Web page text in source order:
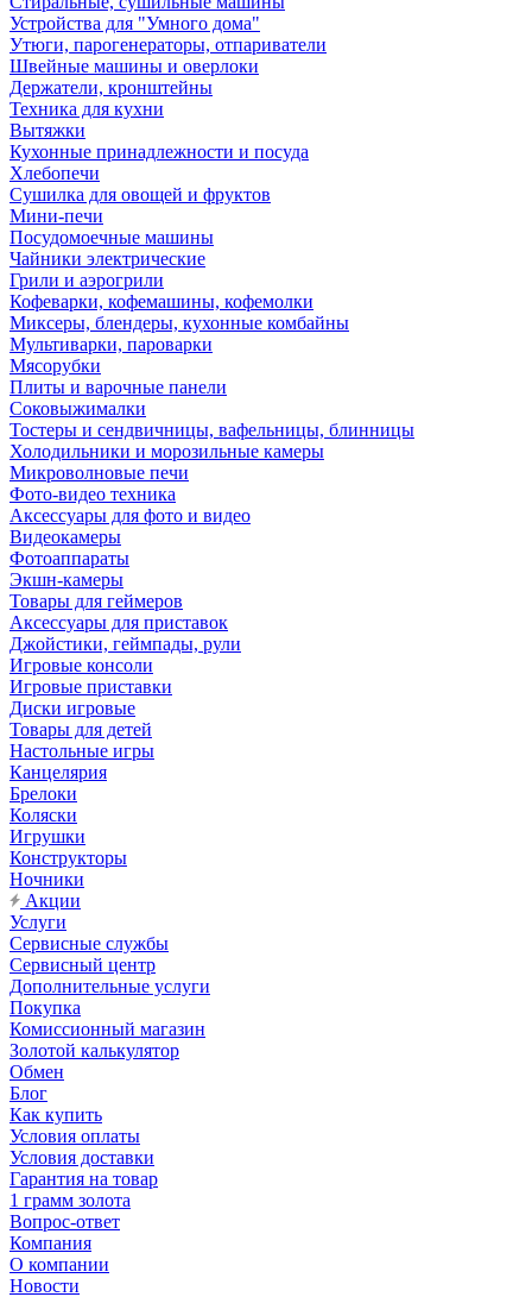
Устройства для "Умного дома"
Утюги, парогенераторы, отпариватели
Швейные машины и оверлоки
Держатели, кронштейны
Техника для кухни
Вытяжки
Кухонные принадлежности и посуда
Хлебопечи
Сушилка для овощей и фруктов
Мини-печи
Посудомоечные машины
Чайники электрические
Грили и аэрогрили
Кофеварки, кофемашины, кофемолки
Миксеры, блендеры, кухонные комбайны
Мультиварки, пароварки
Мясорубки
Плиты и варочные панели
Соковыжималки
Тостеры и сендвичницы, вафельницы, блинницы
Холодильники и морозильные камеры
Микроволновые печи
Фото-видео техника
Аксессуары для фото и видео
Видеокамеры
Фотоаппараты
Экшн-камеры
Товары для геймеров
Аксессуары для приставок
Джойстики, геймпады, рули
Игровые консоли
Игровые приставки
Диски игровые
Товары для детей
Настольные игры
Канцелярия
Брелоки
Коляски
Игрушки
Конструкторы
Ночники
Акции
Услуги
Сервисные службы
Сервисный центр
Дополнительные услуги
Покупка
Комиссионный магазин
Золотой калькулятор
Обмен
Блог
Как купить
Условия оплаты
Условия доставки
Гарантия на товар
1 грамм золота
Вопрос-ответ
Компания
О компании
Новости